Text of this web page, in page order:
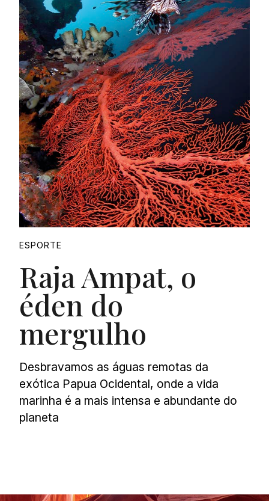
Proudly
ESPORTE
Raja Ampat, o
éden do
mergulho
Desbravamos as águas remotas da
exótica Papua Ocidental, onde a vida
marinha é a mais intensa e abundante do
planeta